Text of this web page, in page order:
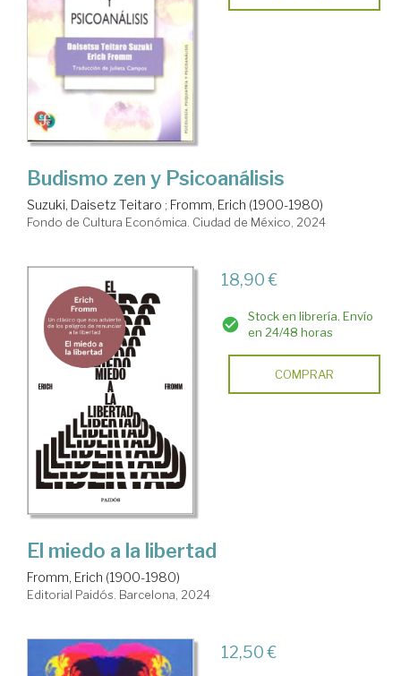
Budismo zen y Psicoanálisis
Suzuki, Daisetz Teitaro ; Fromm, Erich (1900-1980)
Fondo de Cultura Económica. Ciudad de México, 2024
18,90 €
Stock en librería. Envío
en 24/48 horas
COMPRAR
El miedo a la libertad
Fromm, Erich (1900-1980)
Editorial Paidós. Barcelona, 2024
12,50 €